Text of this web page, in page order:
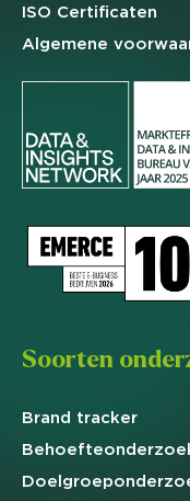
ISO Certificaten
Algemene
Soorten
Brand tracker
Behoefte
Doelgroep